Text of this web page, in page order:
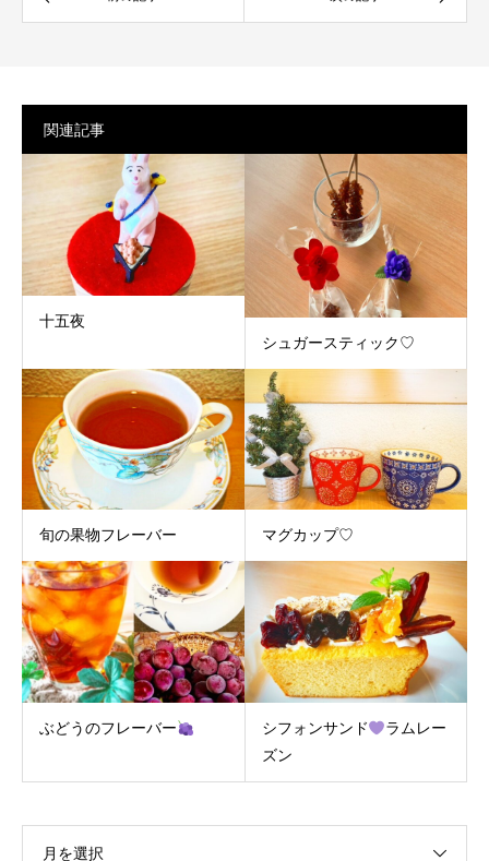
関連記事
十五夜
シュガースティック♡
旬の果物フレーバー マグカップ♡
ぶどうのフレーバー シフォンサンド
ラムレー
ズン
月を選択